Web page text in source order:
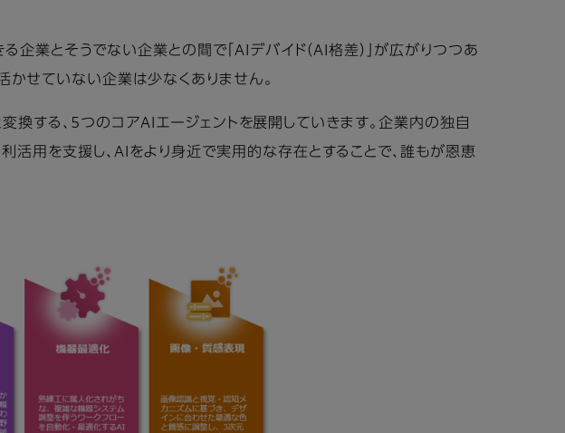
業とそうでない企業との間で「AIデバイド（AI格差）」が広がりつつあ
かせていない企業は少なくありません。
換する、5つのコアAIエージェントを展開していきます。企業内の独自
用を支援し、AIをより身近で実用的な存在とすることで、誰もが恩恵